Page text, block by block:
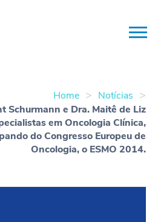
Home > Notícias >
Schurmann e Dra. Maitê de Liz
em Oncologia Clínica,
do Congresso Europeu de
Oncologia, o ESMO 2014.